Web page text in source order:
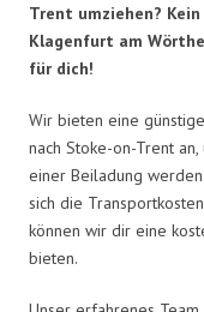
Trent umziehen?
Klagenfurt am
für dich!
Wir bieten eine günstige
nach Stoke-on-Trent
einer Beiladung
sich die
können wir dir eine
bieten.